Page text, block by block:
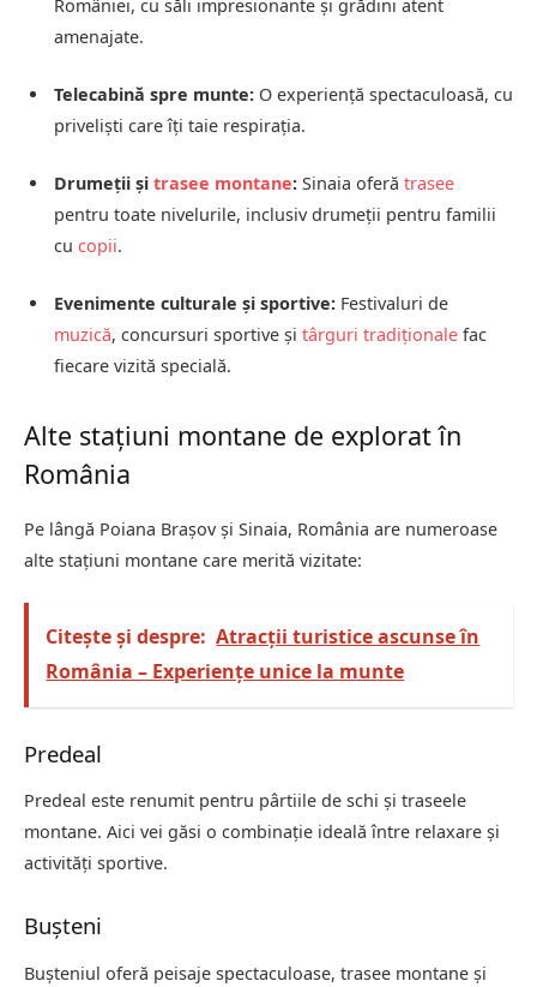
României, cu săli impresionante și grădini atent
amenajate.
Telecabină spre munte: O experiență spectaculoasă, cu
priveliști care îți taie respirația.
Drumeții și trasee montane: Sinaia oferă trasee
pentru toate nivelurile, inclusiv drumeții pentru familii
cu copii.
Evenimente culturale și sportive: Festivaluri de
muzică, concursuri sportive și târguri tradiționale fac
fiecare vizită specială.
Alte stațiuni montane de explorat în
România
Pe lângă Poiana Brașov și Sinaia, România are numeroase
alte stațiuni montane care merită vizitate:
Citește și despre: Atracții turistice ascunse în
România – Experiențe unice la munte
Predeal
Predeal este renumit pentru pârtiile de schi și traseele
montane. Aici vei găsi o combinație ideală între relaxare și
activități sportive.
Bușteni
Bușteniul oferă peisaje spectaculoase, trasee montane și